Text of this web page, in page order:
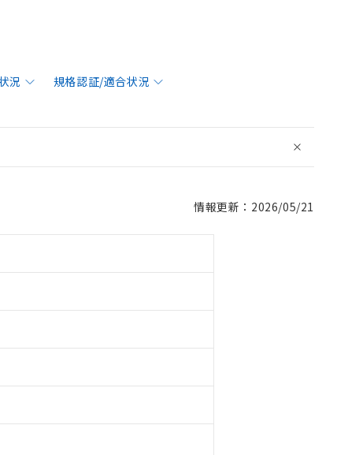
況 規格認証/適合状況
情報更新：2026/05/21